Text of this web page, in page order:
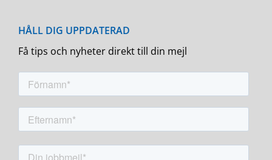
Få tips och nyheter direkt till din mejl